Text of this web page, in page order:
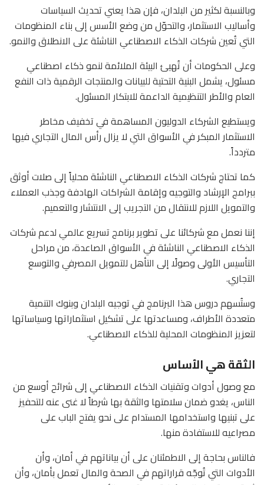
وبالنسبة لكثير من البلدان، فإن هذا يعني تحديث السياسات
وأساليب الاستثمار، والتحوّل من وضع الأسس إلى بناء المنظومات
التي تُعين شركات الذكاء الاصطناعي الناشئة على الانطلاق والنمو.
وعلى الحكومات أن تُهيئ البيئة الملائمة لنمو ذكاء اصطناعي
مسئول، يشمل البنية التحتية للبيانات والمنتجات الرقمية ذات النفع
العام والأطر التنظيمية الداعمة للابتكار المسئول.
ويستطيع الشركاء الدوليون المساهمة في تخفيف مخاطر
الاستثمار المبكر في الأسواق التي لا يزال رأس المال التجاري فيها
متردداً.
كما تحتاج شركات الذكاء الاصطناعي الناشئة محلياً إلى صلات أوثق
ببرامج الإرشاد والتوجيه وإقامة الشراكات الهادفة وجذب العملاء
والتمويل اللازم للانتقال من التجريب إلى الانتشار والتعميم.
إننا نعمل مع شركائنا على تطوير برنامج تسريع عالمي لدعم شركات
الذكاء الاصطناعي الناشئة في الأسواق الصاعدة، من مراحل
التأسيس الأولى وصولًا إلى التأهل للتمويل المصرفي والتوسع
التجاري.
وستُسهم دروس هذا البرنامج في توجيه البلدان وبنوك التنمية
متعددة الأطراف، ومساعدتها على تشكيل استثماراتها وسياساتها
لتعزيز المنظومات المحلية للذكاء الاصطناعي.
الثقة هي الأساس
مع وصول أدوات وتقنيات الذكاء الاصطناعي إلى شرائح أوسع من
الناس، يغدو ضمان سلامتها والثقة بها شرطاً لا غنى عنه للتحفيز
على تبنيها واستخدامها المستدام على نحو يفتح الباب على
مصراعيه للاستفادة منها.
فالناس بحاجة إلى الاطمئنان على أن بياناتهم في أمان، وأن
الأدوات التي تُوجّه قراراتهم في الصحة والمال تعمل بأمان، وأن